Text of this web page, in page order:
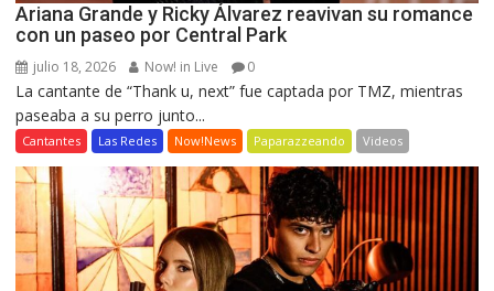
Ariana Grande y Ricky Álvarez reavivan su romance
con un paseo por Central Park
julio 18, 2026 Now! in Live 0
La cantante de “Thank u, next” fue captada por TMZ, mientras
paseaba a su perro junto...
Cantantes Las Redes Now!News Paparazzeando Videos